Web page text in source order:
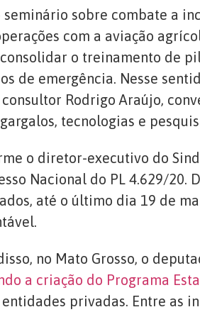
seminário sobre combate a
com a aviação
o treinamento de
de emergência. Nesse
consultor Rodrigo Araújo,
tecnologias e
o diretor-executivo do
Nacional do PL 4.629/20.
até o último dia 19 de
no Mato Grosso, o
a criação do Programa
privadas. Entre as